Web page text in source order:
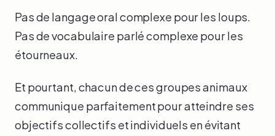
Pas de langage oral complexe pour les loups.
Pas de vocabulaire parlé complexe pour les
étourneaux.
Et pourtant, chacun de ces groupes animaux
communique parfaitement pour atteindre ses
objectifs collectifs et individuels en évitant